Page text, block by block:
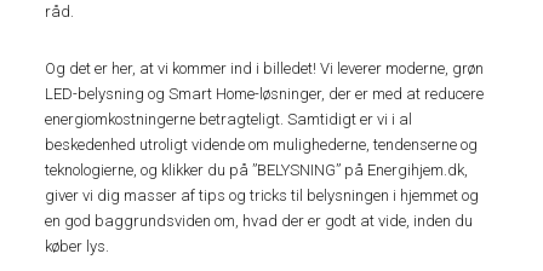
råd.
Og det er her, at vi kommer ind i billedet! Vi leverer moderne, grøn
LED-belysning og Smart Home-løsninger, der er med at reducere
energiomkostningerne betragteligt. Samtidigt er vi i al
beskedenhed utroligt vidende om mulighederne, tendenserne og
teknologierne, og klikker du på ”BELYSNING” på Energihjem.dk,
giver vi dig masser af tips og tricks til belysningen i hjemmet og
en god baggrundsviden om, hvad der er godt at vide, inden du
køber lys.